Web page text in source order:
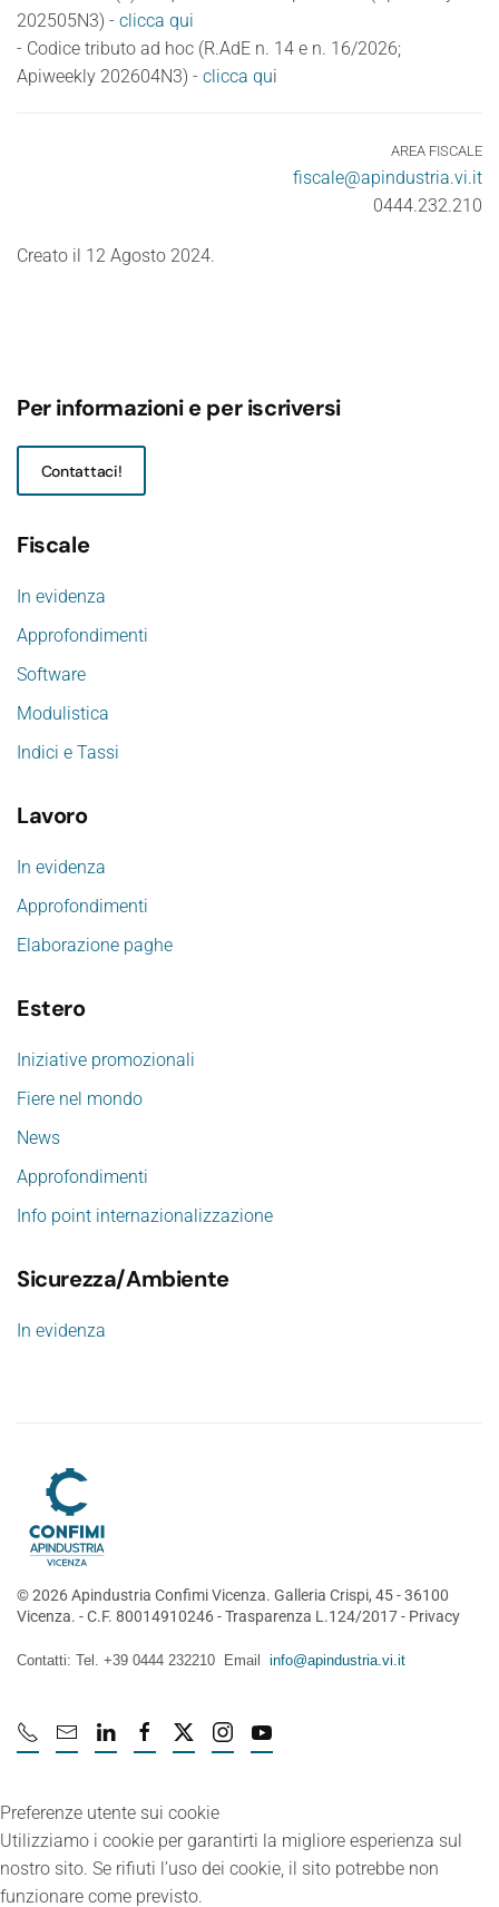
202505N3) - clicca qui
- Codice tributo ad hoc (R.AdE n. 14 e n. 16/2026;
Apiweekly 202604N3) - clicca qui
AREA FISCALE
fiscale@apindustria.vi.it
0444.232.210
Creato il 12 Agosto 2024.
Per informazioni e per iscriversi
Contattaci!
Fiscale
In evidenza
Approfondimenti
Software
Modulistica
Indici e Tassi
Lavoro
In evidenza
Approfondimenti
Elaborazione paghe
Estero
Iniziative promozionali
Fiere nel mondo
News
Approfondimenti
Info point internazionalizzazione
Sicurezza/Ambiente
In evidenza
©2026Apindustria Confimi Vicenza. Galleria Crispi, 45 - 36100
Vicenza. - C.F. 80014910246 -Trasparenza L.124/2017- Privacy
Contatti: Tel. +39 0444 232210 Email info@apindustria.vi.it
Preferenze utente sui cookie
Utilizziamo i cookie per garantirti la migliore esperienza sul
nostro sito. Se rifiuti l’uso dei cookie, il sito potrebbe non
funzionare come previsto.